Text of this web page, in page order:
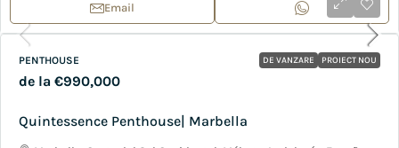
Email
DE VANZARE PROIECT NOU
PENTHOUSE
de la €990,000
Quintessence Penthouse| Marbella